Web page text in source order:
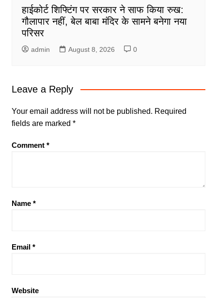
हाईकोर्ट शिफ्टिंग पर सरकार ने साफ किया रुख:
गौलापार नहीं, बेल बाबा मंदिर के सामने बनेगा नया
परिसर
admin August 8, 2026 0
Leave a Reply
Your email address will not be published. Required
fields are marked *
Comment *
Name *
Email *
Website